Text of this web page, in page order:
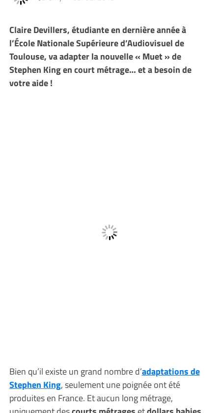
Claire Devillers, étudiante en dernière année à
l’École Nationale Supérieure d’Audiovisuel de
Toulouse, va adapter la nouvelle « Muet » de
Stephen King en court métrage… et a besoin de
votre aide !
Bien qu’il existe un grand nombre d’adaptations de
Stephen King, seulement une poignée ont été
produites en France. Et aucun long métrage,